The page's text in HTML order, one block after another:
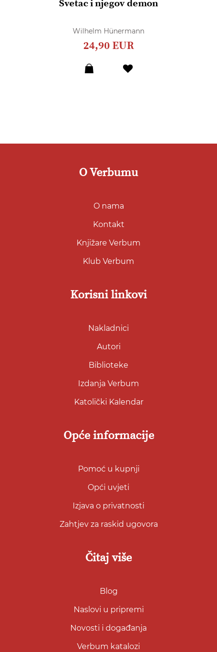
Svetac i njegov demon
Wilhelm Hünermann
24,90 EUR
O Verbumu
O nama
Kontakt
Knjižare Verbum
Klub Verbum
Korisni linkovi
Nakladnici
Autori
Biblioteke
Izdanja Verbum
Katolički Kalendar
Opće informacije
Pomoć u kupnji
Opći uvjeti
Izjava o privatnosti
Zahtjev za raskid ugovora
Čitaj više
Blog
Naslovi u pripremi
Novosti i događanja
Verbum katalozi